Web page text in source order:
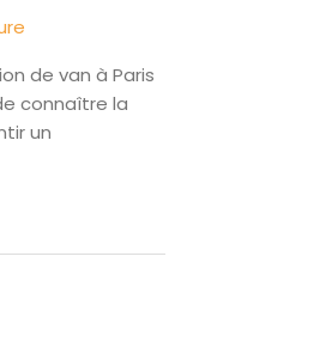
de van à Paris
connaître la
un